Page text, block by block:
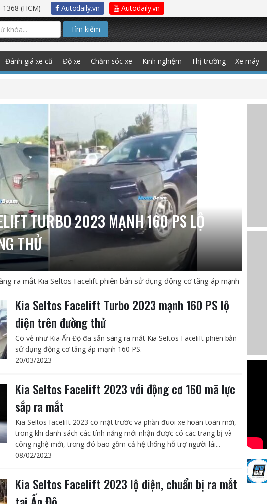
(HCM) Autodaily.vn Autodaily.vn
Tìm kiếm
Đánh giá xe cũ Độ xe Chăm sóc xe Kinh nghiệm Thị trường Xe máy
TURBO 2023 MẠNH 160 PS LỘ
THỬ
ra mắt Kia Seltos Facelift phiên bản sử dụng động cơ tăng áp mạnh
Kia Seltos Facelift Turbo 2023 mạnh 160 PS lộ
diện trên đường thử
Có vẻ như Kia Ấn Độ đã sẵn sàng ra mắt Kia Seltos Facelift phiên bản
sử dụng động cơ tăng áp mạnh 160 PS.
20/03/2023
Kia Seltos Facelift 2023 với động cơ 160 mã lực
sắp ra mắt
Kia Seltos facelift 2023 có mặt trước và phần đuôi xe hoàn toàn mới,
trong khi danh sách các tính năng mới nhận được có các trang bị và
công nghệ mới, trong đó bao gồm cả hệ thống hỗ trợ người lái...
08/02/2023
Kia Seltos Facelift 2023 lộ diện, chuẩn bị ra mắt